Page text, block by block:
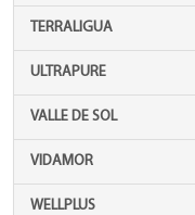
TERRALIGUA
ULTRAPURE
VALLE DE SOL
VIDAMOR
WELLPLUS